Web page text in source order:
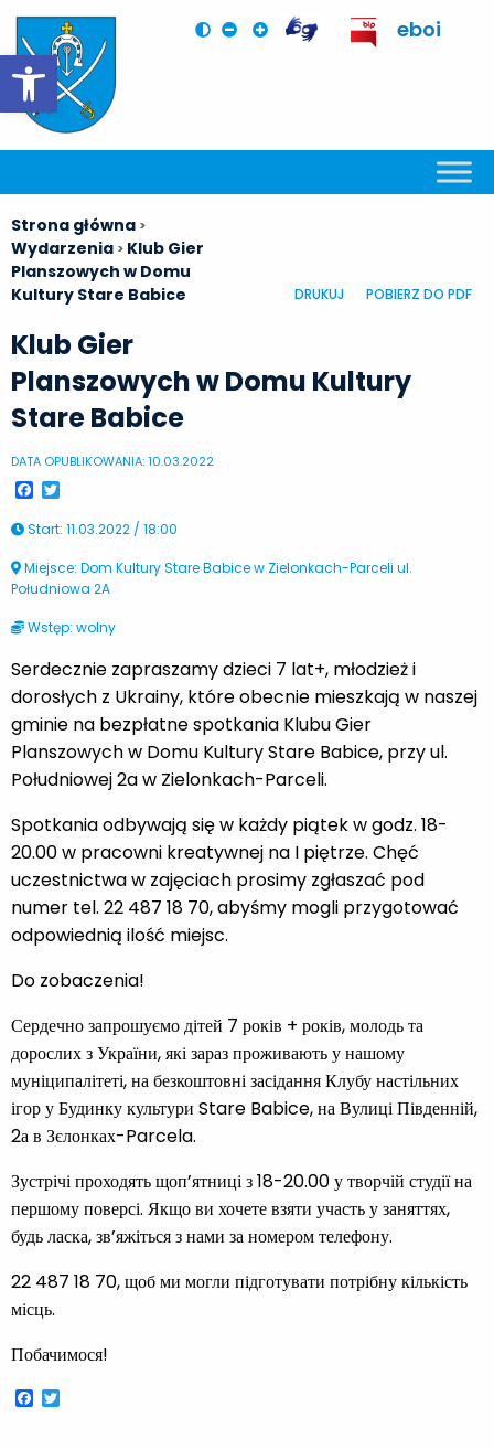
Otwórz pasek narzędzi
eboi
Strona główna >
Wydarzenia > Klub Gier
Planszowych w Domu
Kultury Stare Babice
DRUKUJ POBIERZ DO PDF
Klub Gier
Planszowych w Domu Kultury
Stare Babice
DATA OPUBLIKOWANIA: 10.03.2022
Facebook
Start: 11.03.2022 / 18:00
Miejsce: Dom Kultury Stare Babice w Zielonkach-Parceli ul.
Południowa 2A
Wstęp: wolny
Serdecznie zapraszamy dzieci 7 lat+, młodzież i
dorosłych z Ukrainy, które obecnie mieszkają w naszej
gminie na bezpłatne spotkania Klubu Gier
Planszowych w Domu Kultury Stare Babice, przy ul.
Południowej 2a w Zielonkach-Parceli.
Spotkania odbywają się w każdy piątek w godz. 18-
20.00 w pracowni kreatywnej na I piętrze. Chęć
uczestnictwa w zajęciach prosimy zgłaszać pod
numer tel. 22 487 18 70, abyśmy mogli przygotować
odpowiednią ilość miejsc.
Do zobaczenia!
Сердечно запрошуємо дітей 7 років + років, молодь та
дорослих з України, які зараз проживають у нашому
муніципалітеті, на безкоштовні засідання Клубу настільних
ігор у Будинку культури Stare Babice, на Вулиці Південній,
2а в Зєлонках-Parcela.
Зустрічі проходять щоп’ятниці з 18-20.00 у творчій студії на
першому поверсі. Якщо ви хочете взяти участь у заняттях,
будь ласка, зв’яжіться з нами за номером телефону.
22 487 18 70, щоб ми могли підготувати потрібну кількість
місць.
Побачимося!
Facebook